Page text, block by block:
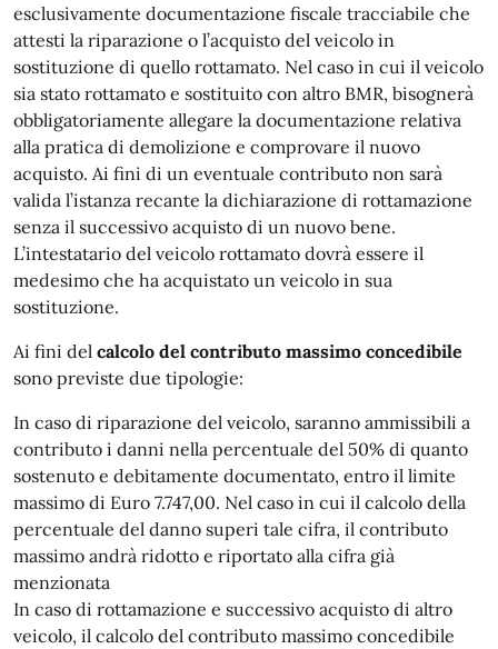
esclusivamente documentazione fiscale tracciabile che
attesti la riparazione o l’acquisto del veicolo in
sostituzione di quello rottamato. Nel caso in cui il veicolo
sia stato rottamato e sostituito con altro BMR, bisognerà
obbligatoriamente allegare la documentazione relativa
alla pratica di demolizione e comprovare il nuovo
acquisto. Ai fini di un eventuale contributo non sarà
valida l’istanza recante la dichiarazione di rottamazione
senza il successivo acquisto di un nuovo bene.
L’intestatario del veicolo rottamato dovrà essere il
medesimo che ha acquistato un veicolo in sua
sostituzione.
Ai fini del calcolo del contributo massimo concedibile
sono previste due tipologie:
In caso di riparazione del veicolo, saranno ammissibili a
contributo i danni nella percentuale del 50% di quanto
sostenuto e debitamente documentato, entro il limite
massimo di Euro 7.747,00. Nel caso in cui il calcolo della
percentuale del danno superi tale cifra, il contributo
massimo andrà ridotto e riportato alla cifra già
menzionata
In caso di rottamazione e successivo acquisto di altro
veicolo, il calcolo del contributo massimo concedibile